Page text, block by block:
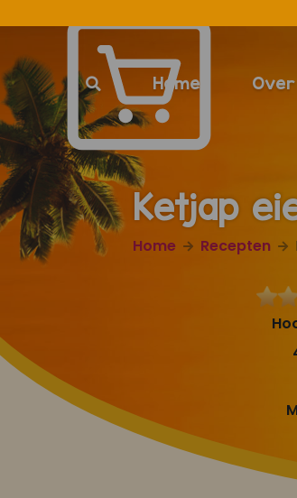
Home
Ketjap
Home Recepten